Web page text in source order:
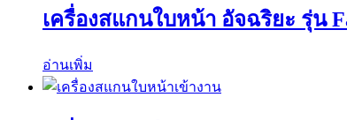
เครื่องสแกนใบหน้า อัจฉริยะ รุ่น
อ่านเพิ่ม